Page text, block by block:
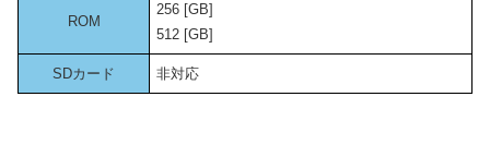
ROM
256 [GB]
512 [GB]
SDカード 非対応